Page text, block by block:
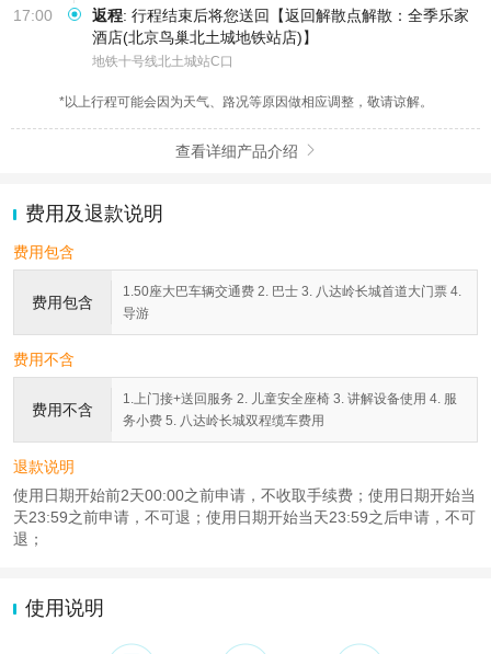
17:00 返程: 行程结束后将您送回【返回解散点解散：全季乐家
酒店(北京鸟巢北土城地铁站店)】
地铁十号线北土城站C口
*以上行程可能会因为天气、路况等原因做相应调整，敬请谅解。
查看详细产品介绍 
费用及退款说明
费用包含
费用包含
1.50座大巴车辆交通费 2. 巴士 3. 八达岭长城首道大门票 4.
导游
费用不含
费用不含
1.上门接+送回服务 2. 儿童安全座椅 3. 讲解设备使用 4. 服
务小费 5. 八达岭长城双程缆车费用
退款说明
使用日期开始前2天00:00之前申请，不收取手续费；使用日期开始当
天23:59之前申请，不可退；使用日期开始当天23:59之后申请，不可
退；
使用说明